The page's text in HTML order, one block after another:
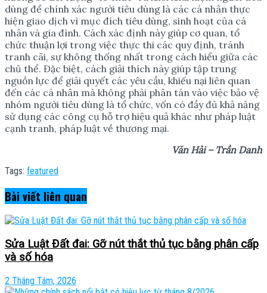
dùng để chính xác người tiêu dùng là các cá nhân thực
hiện giao dịch vì mục đích tiêu dùng, sinh hoạt của cá
nhân và gia đình. Cách xác định này giúp cơ quan, tổ
chức thuận lợi trong việc thực thi các quy định, tránh
tranh cãi, sự không thống nhất trong cách hiểu giữa các
chủ thể. Đặc biệt, cách giải thích này giúp tập trung
nguồn lực để giải quyết các yêu cầu, khiếu nại liên quan
đến các cá nhân mà không phải phân tán vào việc bảo vệ
nhóm người tiêu dùng là tổ chức, vốn có đầy đủ khả năng
sử dụng các công cụ hỗ trợ hiệu quả khác như pháp luật
cạnh tranh, pháp luật về thương mại.
Văn Hải – Trần Danh
Tags: featured
Bài viết liên quan
Sửa Luật Đất đai: Gỡ nút thắt thủ tục bằng phân cấp
và số hóa
2 Tháng Tám, 2026